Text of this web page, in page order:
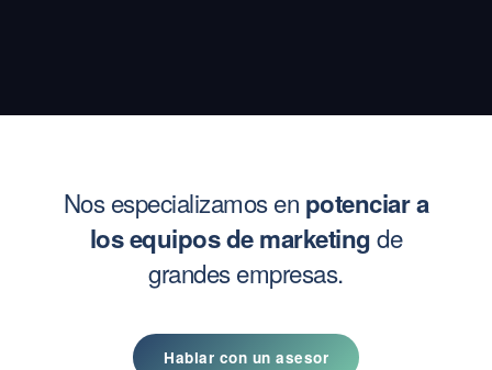
Nos especializamos en potenciar a
los equipos de marketingde
grandes empresas.
Hablar con un asesor